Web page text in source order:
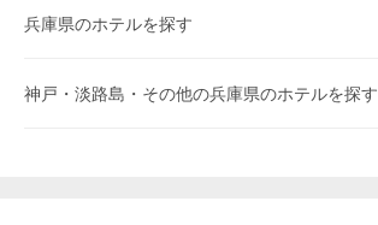
兵庫県のホテルを探す
神戸・淡路島・その他の兵庫県のホテルを探す